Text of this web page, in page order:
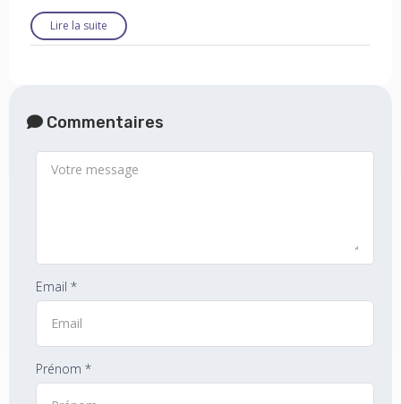
Lire la suite
Commentaires
Email *
Prénom *